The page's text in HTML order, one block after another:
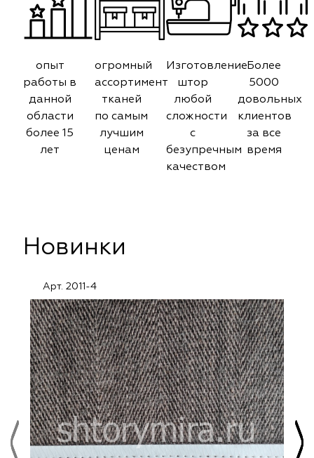
опыт
работы в
данной
области
более 15
лет
огромный
ассортимент
тканей
по самым
лучшим
ценам
Изготовление
штор
любой
сложности
с
безупречным
качеством
Более
5000
довольных
клиентов
за все
время
Новинки
Арт. 2011-4